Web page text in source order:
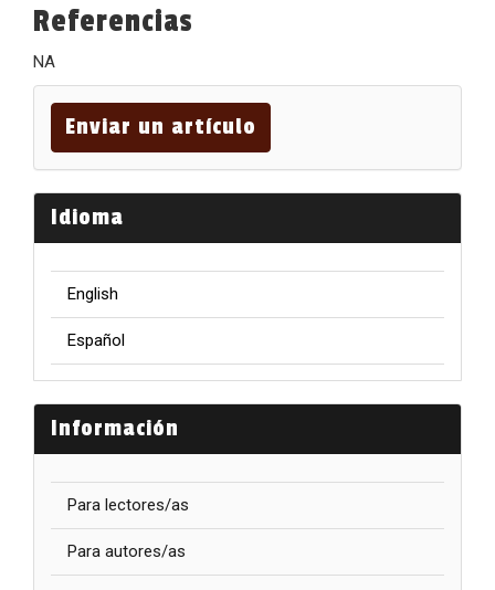
Referencias
NA
Enviar
un
artículo
Enviar un artículo
Idioma
English
Español
Información
Para lectores/as
Para autores/as